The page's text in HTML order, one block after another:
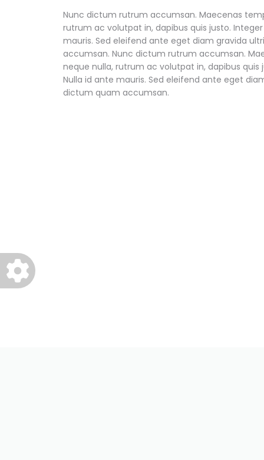
Nunc dictum rutrum accumsan. Maecenas
rutrum ac volutpat in, dapibus quis justo.
mauris. Sed eleifend ante eget diam gravida
accumsan. Nunc dictum rutrum accumsan.
neque nulla, rutrum ac volutpat in, dapibus
Nulla id ante mauris. Sed eleifend ante eget
dictum quam accumsan.